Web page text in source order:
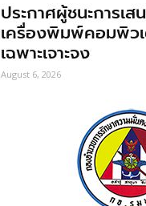
ประกาศผู้ชนะการเ
เครื่องพิมพ์คอมพิว
เฉพาะเจาะจง
August 6, 2026